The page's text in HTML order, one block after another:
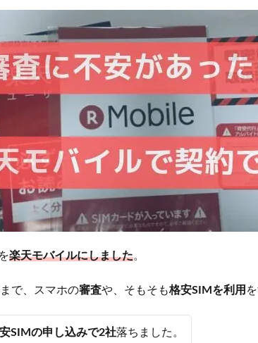
楽天モバイルにしました。
で、スマホの審査や、そもそも格安SIMを利用
SIMの申し込みで2社落ちました。